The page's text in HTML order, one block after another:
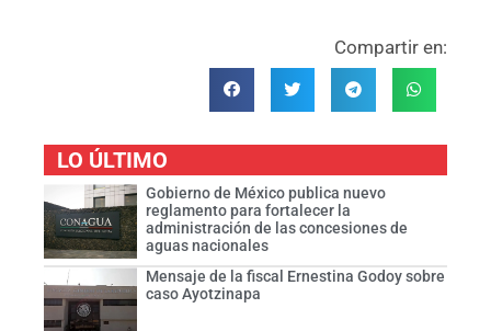
Compartir en:
LO ÚLTIMO
Gobierno de México publica nuevo
reglamento para fortalecer la
administración de las concesiones de
aguas nacionales
Mensaje de la fiscal Ernestina Godoy sobre
caso Ayotzinapa